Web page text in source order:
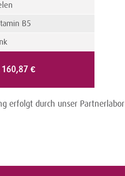
B5
160,87 €
erfolgt durch unser Partnerlabor